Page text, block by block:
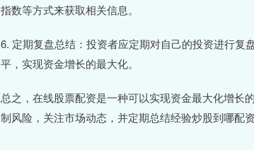
指数等方式来获取相关信息。
6. 定期复盘总结：投资者应定期对自己的投资进行复
平，实现资金增长的最大化。
总之，在线股票配资是一种可以实现资金最大化增长
制风险，关注市场动态，并定期总结经验炒股到哪配